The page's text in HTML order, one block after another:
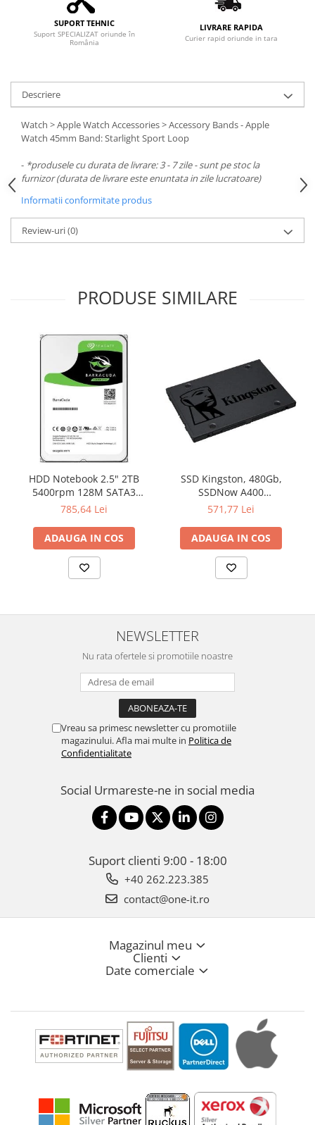
Componente PC
Placi de Baza
CPU
Memorii
SSD
Carcase
Surse
Cooler
Software
Retelistica & Supraveghere
Printing
Multifunctionale
Imprimante
Imprimante 3D
TV, Multimedia & Electronice
Televizoare & accesorii
Multiboard & Accessorii
Multimedia
Foto & Video
SUPORT TEHNIC
Suport SPECIALIZAT oriunde în
România
LIVRARE RAPIDA
Curier rapid oriunde in tara
Descriere
Watch > Apple Watch Accessories > Accessory Bands - Apple
Watch 45mm Band: Starlight Sport Loop
- *produsele cu durata de livrare: 3 - 7 zile - sunt pe stoc la
furnizor (durata de livrare este enuntata in zile lucratoare)
Informatii conformitate produs
Review-uri(0)
PRODUSE SIMILARE
HDD Notebook 2.5" 2TB
5400rpm 128M SATA3
SEAGATE
785,64 Lei
ADAUGA IN COS
SSD Kingston, 480Gb,
SSDNow A400
"SA400S37/480G"
571,77 Lei
ADAUGA IN COS
NEWSLETTER
Nu rata ofertele si promotiile noastre
Vreau sa primesc newsletter cu promotiile
magazinului. Afla mai multe in Politica de
Confidentialitate
Social Urmareste-ne in social media
Suport clienti 9:00 - 18:00
+40 262.223.385
contact@one-it.ro
Magazinul meu
Clienti
Date comerciale